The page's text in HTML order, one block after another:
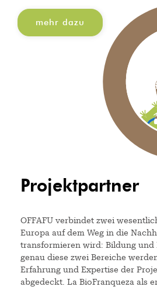
mehr dazu
Projektpartner
OFFAFU verbindet zwei
Europa auf dem Weg in die
transformieren wird: Bildung
genau diese zwei Bereiche
Erfahrung und Expertise der
abgedeckt. La BioFranqueza als